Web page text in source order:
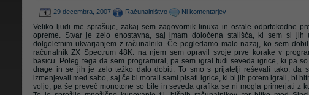
29 decembra, 2007 Računalništvo Ni komentarjev
Veliko ljudi me sprašuje, zakaj sem zagovornik linuxa in ostale odprtokodne
opreme. Stvar je zelo enostavna, saj imam določena stališča, ki sem si jih
dolgoletnim ukvarjanjem z računalniki. Če pogledamo malo nazaj, ko sem
računalnik ZX Spectrum 48K. na njem sem opravil svoje prve korake v
basicu. Poleg tega da sem programiral, pa sem igral tudi seveda igrice, ki pa
drage in se jih je zelo težko dalo dobiti. To smo s prijatelji reševali tako, da
izmenjevali med sabo, saj če bi morali sami pisati igrice, ki bi jih potem igrali, bi
voljo, pa še preveč monotone so bile in seveda grafika se ni mogla primerjati z